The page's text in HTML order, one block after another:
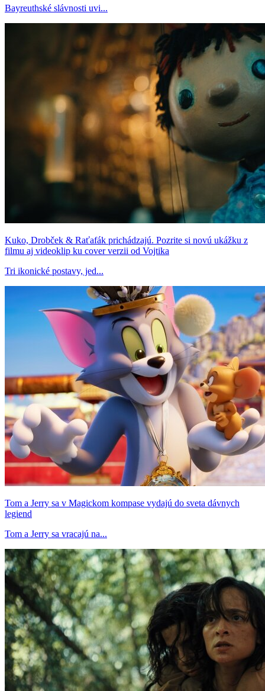
Bayreuthské slávnosti uvi...
Kuko, Drobček & Raťafák prichádzajú. Pozrite si novú ukážku z
filmu aj videoklip ku cover verzii od Vojtika
Tri ikonické postavy, jed...
Tom a Jerry sa v Magickom kompase vydajú do sveta dávnych
legiend
Tom a Jerry sa vracajú na...